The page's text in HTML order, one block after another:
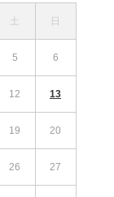
土 日
5 6
12 13
19 20
26 27